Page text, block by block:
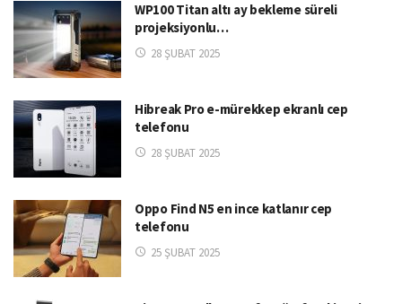
WP100 Titan altı ay bekleme süreli
projeksiyonlu…
28 ŞUBAT 2025
Hibreak Pro e-mürekkep ekranlı cep
telefonu
28 ŞUBAT 2025
Oppo Find N5 en ince katlanır cep
telefonu
25 ŞUBAT 2025